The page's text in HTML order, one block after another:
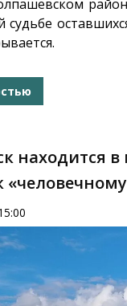
находится в